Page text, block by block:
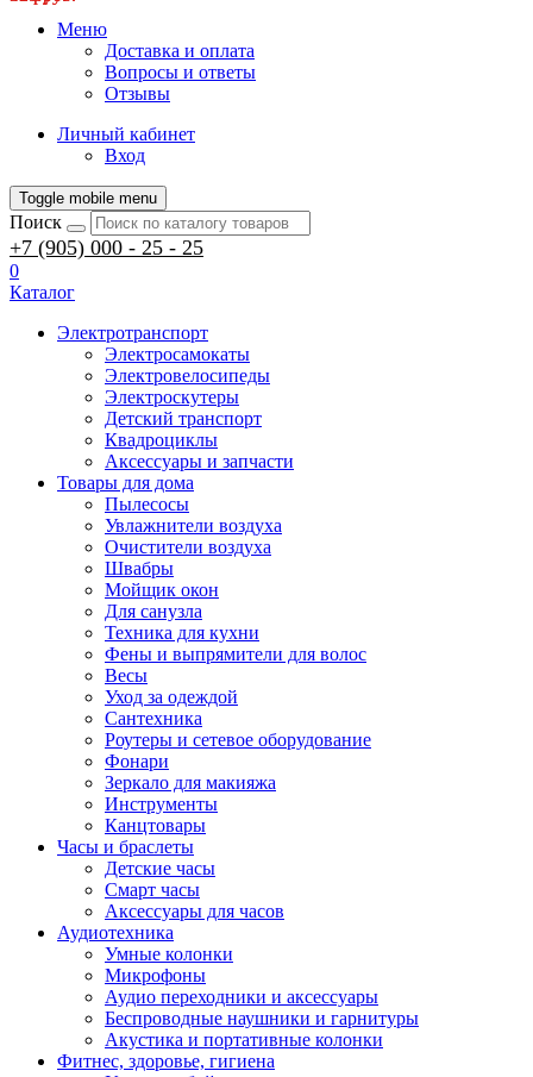
Меню
Доставка и оплата
Вопросы и ответы
Отзывы
Личный кабинет
Вход
Toggle mobile menu
Поиск
+7 (905) 000 - 25 - 25
0
Каталог
Электротранспорт
Электросамокаты
Электровелосипеды
Электроскутеры
Детский транспорт
Квадроциклы
Аксессуары и запчасти
Товары для дома
Пылесосы
Увлажнители воздуха
Очистители воздуха
Швабры
Мойщик окон
Для санузла
Техника для кухни
Фены и выпрямители для волос
Весы
Уход за одеждой
Сантехника
Роутеры и сетевое оборудование
Фонари
Зеркало для макияжа
Инструменты
Канцтовары
Часы и браслеты
Детские часы
Смарт часы
Аксессуары для часов
Аудиотехника
Умные колонки
Микрофоны
Аудио переходники и аксессуары
Беспроводные наушники и гарнитуры
Акустика и портативные колонки
Фитнес, здоровье, гигиена